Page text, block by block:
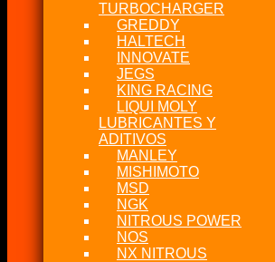
TURBOCHARGER
GREDDY
HALTECH
INNOVATE
JEGS
KING RACING
LIQUI MOLY
LUBRICANTES Y
ADITIVOS
MANLEY
MISHIMOTO
MSD
NGK
NITROUS POWER
NOS
NX NITROUS